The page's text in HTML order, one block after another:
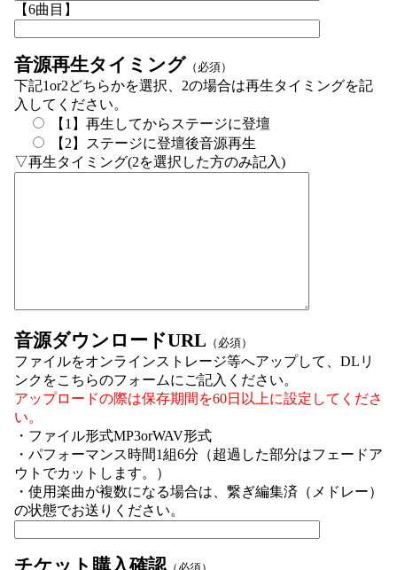
【6曲目】
音源再生タイミング （必須）
下記1or2どちらかを選択、2の場合は再生タイミングを記
入してください。
【1】再生してからステージに登壇
【2】ステージに登壇後音源再生
▽再生タイミング(2を選択した方のみ記入)
音源ダウンロードURL （必須）
ファイルをオンラインストレージ等へアップして、DLリ
ンクをこちらのフォームにご記入ください。
アップロードの際は保存期間を60日以上に設定してくださ
い。
・ファイル形式MP3orWAV形式
・パフォーマンス時間1組6分（超過した部分はフェードア
ウトでカットします。）
・使用楽曲が複数になる場合は、繋ぎ編集済（メドレー）
の状態でお送りください。
チケット購入確認（必須）